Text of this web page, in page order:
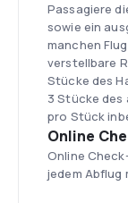
Passagiere
sowie ein
manchen
verstellbare
Stücke des
3 Stücke des
pro Stück
Online
Online
jedem Abflug